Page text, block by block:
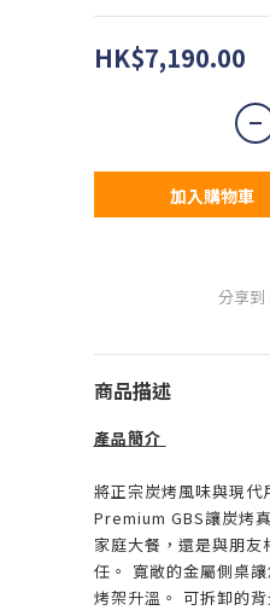
HK$7,190.00
加入購物車
分享到
商品描述
產品簡介
將正宗炭烤風味與現
Premium GBS讓炭烤
家庭大餐，還是與朋
任。 寬敞的金屬側桌
烤架升溫。 可拆卸的